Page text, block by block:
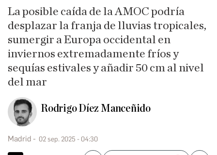
La posible caída de la AMOC podría
desplazar la franja de lluvias tropicales,
sumergir a Europa occidental en
inviernos extremadamente fríos y
sequías estivales y añadir 50 cm al nivel
del mar
Rodrigo Díez Manceñido
Madrid 02 sep. 2025 - 04:30